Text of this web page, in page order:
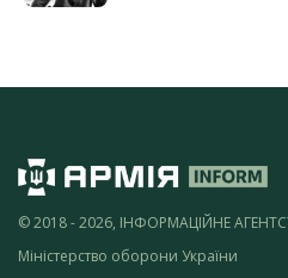
© 2018 - 2026, ІНФОРМАЦІЙНЕ
Міністерство оборони України